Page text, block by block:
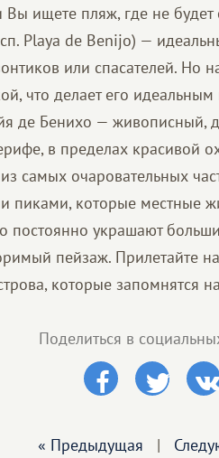
ищете пляж, где не
Playa de Benijo) —
или спасателей. Но
что делает его
де Бенихо — живописный,
в пределах красивой
самых очаровательных
пиками, которые местные
постоянно украшают
пейзаж. Прилетайте
которые запомнятся
Поделиться в
« Предыдущая |